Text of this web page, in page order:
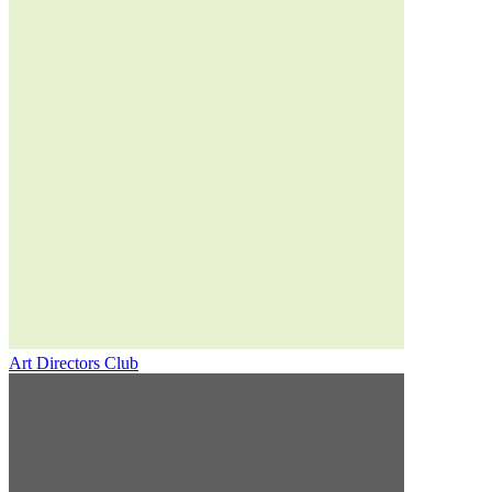
Art Directors Club